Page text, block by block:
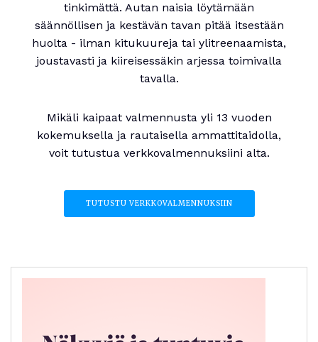
tinkimättä. Autan naisia löytämään
säännöllisen ja kestävän tavan pitää itsestään
huolta - ilman kitukuureja tai ylitreenaamista,
joustavasti ja kiireisessäkin arjessa toimivalla
tavalla.
Mikäli kaipaat valmennusta yli 13 vuoden
kokemuksella ja rautaisella ammattitaidolla,
voit tutustua verkkovalmennuksiini alta.
TUTUSTU VERKKOVALMENNUKSIIN